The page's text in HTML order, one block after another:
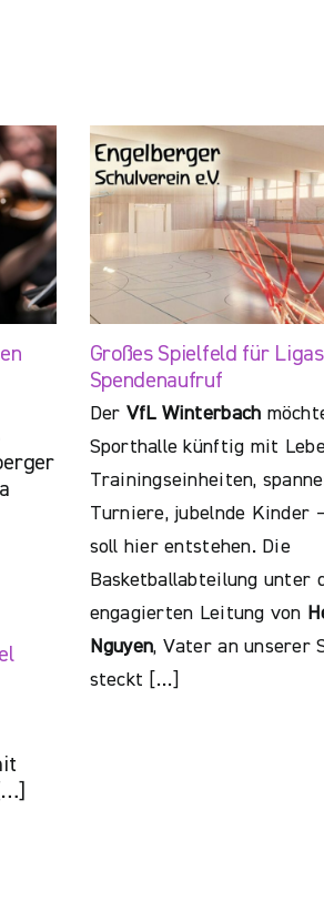
Großes Spielfeld für
Spendenaufruf
Der VfL Winterbach
Sporthalle künftig mit
Trainingseinheiten,
Turniere, jubelnde Kinder
soll hier entstehen. Die
Basketballabteilung unter
engagierten Leitung von
Nguyen, Vater an unserer
steckt […]